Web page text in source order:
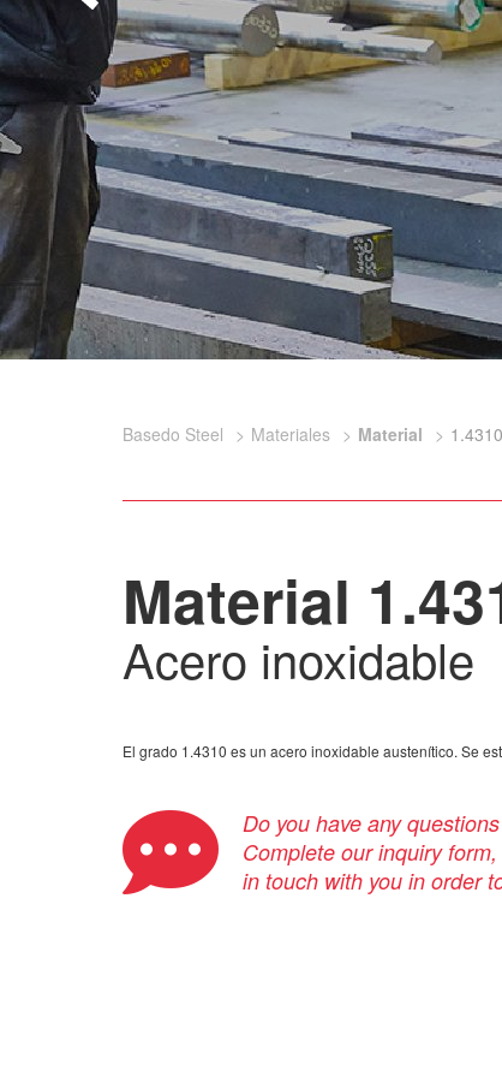
Basedo Steel Materiales Material 1.4310
Material
Acero inoxidable
El grado 1.4310 es un acero inoxidable austenítico. Se
Do you have any
Complete our inquiry
in touch with you in order